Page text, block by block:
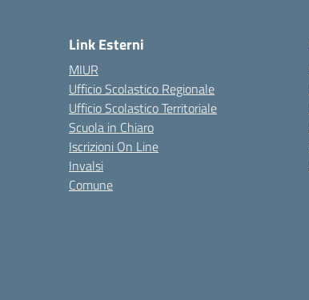
Link Esterni
MIUR
Ufficio Scolastico Regionale
Ufficio Scolastico Territoriale
Scuola in Chiaro
Iscrizioni On Line
Invalsi
Comune